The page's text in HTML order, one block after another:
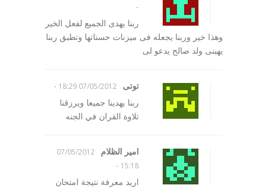
-
ربنا يهدى الجميع لفعل الخير
وهذا خير وربنا يجعله فى ميزنات حسناتها وتطبق ربنا
يهبنى ولد صالح يدعو لى
توتى 07/05/2012 18:29
-
ربنا يهدينا جميعا ويرزقنا
تلاوة القران في الجنه
امير الظلام
07/05/2012
15:18
-
اريد معرفة نتيجة امتحان